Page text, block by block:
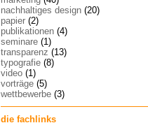
nachhaltiges design (20)
papier (2)
publikationen (4)
seminare (1)
transparenz (13)
typografie (8)
video (1)
vorträge (5)
wettbewerbe (3)
die fachlinks